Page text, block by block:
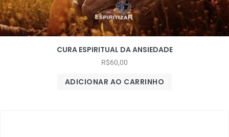
CURA ESPIRITUAL DA ANSIEDADE
R$60,00
ADICIONAR AO CARRINHO